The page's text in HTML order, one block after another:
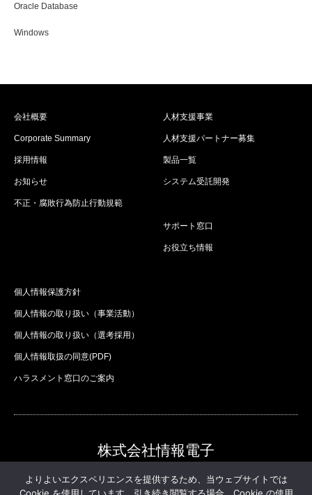
Oracle Database
Windows
会社概要
Corporate Summary
採用情報
お知らせ
不正・腐敗行為防止行動規範
人材支援事業
人材支援パートナー募集
製品一覧
システム受託開発
サポート窓口
お役立ち情報
個人情報保護方針
個人情報の取り扱い（事業活動）
個人情報の取り扱い（選考採用）
個人情報取扱の同意(PDF)
ハラスメント窓口のご案内
株式会社情報電子
株式会社情報電子
（本社）東京都豊島区池袋２－６６－２
よりよいエクスペリエンスを提供するため、当ウェブサイトでは